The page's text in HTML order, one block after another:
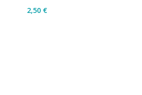
2,50 €